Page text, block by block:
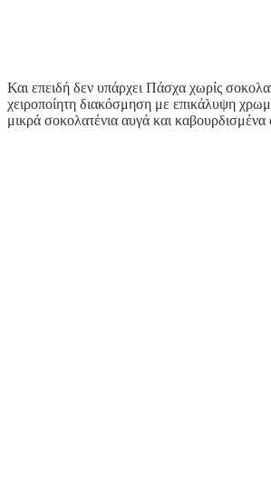
Και επειδή δεν υπάρχει Πάσχα χωρίς
χειροποίητη διακόσμηση με επικάλυψη
μικρά σοκολατένια αυγά και καβουρδισμένα